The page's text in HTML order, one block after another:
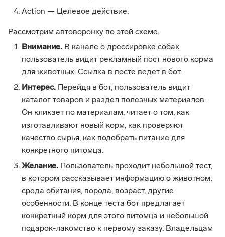
Action — Целевое действие.
Рассмотрим автоворонку по этой схеме.
Внимание. В канале о дрессировке собак
пользователь видит рекламный пост нового корма
для животных. Ссылка в посте ведет в бот.
Интерес. Перейдя в бот, пользователь видит
каталог товаров и раздел полезных материалов.
Он кликает по материалам, читает о том, как
изготавливают новый корм, как проверяют
качество сырья, как подобрать питание для
конкретного питомца.
Желание. Пользователь проходит небольшой тест,
в котором рассказывает информацию о животном:
среда обитания, порода, возраст, другие
особенности. В конце теста бот предлагает
конкретный корм для этого питомца и небольшой
подарок-лакомство к первому заказу. Владельцам